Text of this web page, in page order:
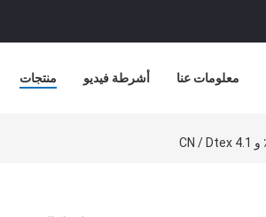
منتجات أشرطة فيديو معلومات عنا